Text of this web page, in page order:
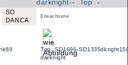
SO
DANCA
Erwachsene
Top SD1696-
darknight